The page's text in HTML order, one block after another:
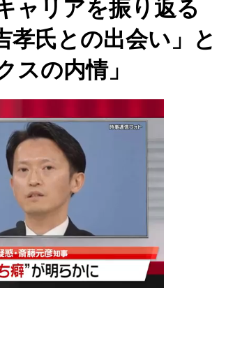
ャリアを振り返る
孝氏との出会い」と
スの内情」